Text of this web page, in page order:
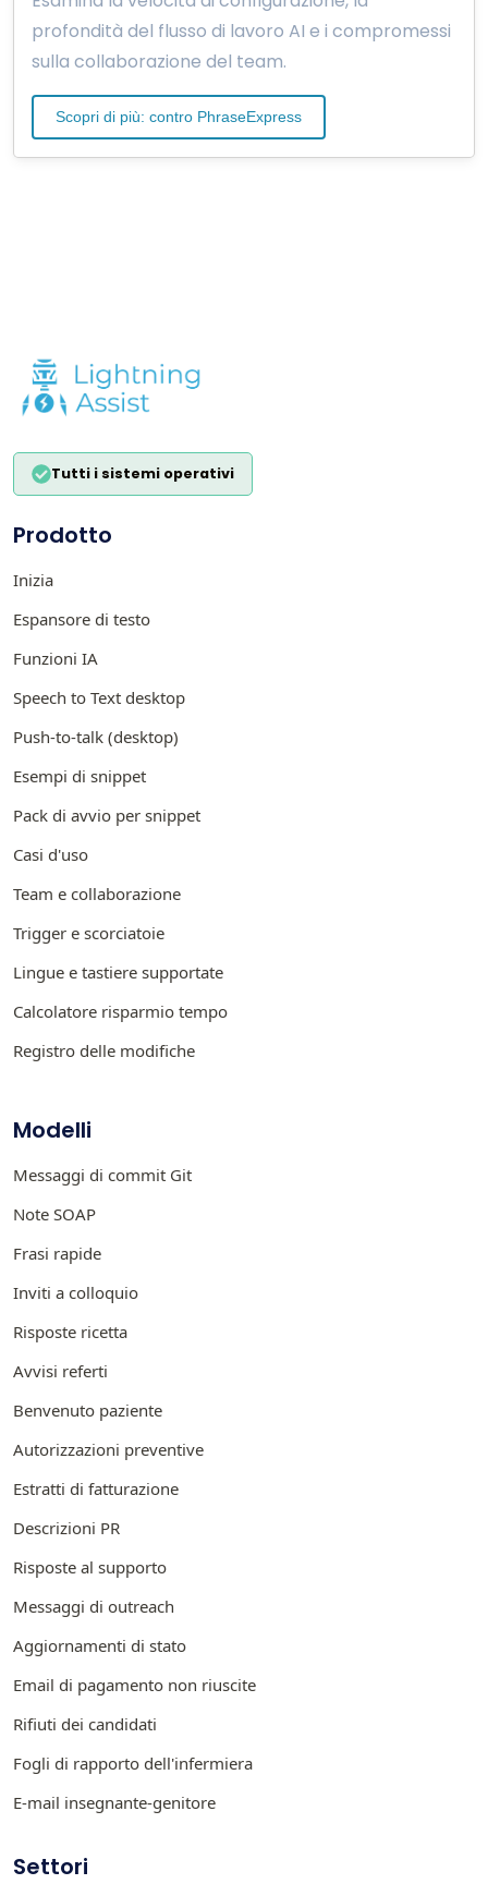
profondità del flusso di lavoro AI e i compromessi
sulla collaborazione del team.
Scopri di più: contro PhraseExpress
Tutti i sistemi operativi
Prodotto
Inizia
Espansore di testo
Funzioni IA
Speech to Text desktop
Push-to-talk (desktop)
Esempi di snippet
Pack di avvio per snippet
Casi d'uso
Team e collaborazione
Trigger e scorciatoie
Lingue e tastiere supportate
Calcolatore risparmio tempo
Registro delle modifiche
Modelli
Messaggi di commit Git
Note SOAP
Frasi rapide
Inviti a colloquio
Risposte ricetta
Avvisi referti
Benvenuto paziente
Autorizzazioni preventive
Estratti di fatturazione
Descrizioni PR
Risposte al supporto
Messaggi di outreach
Aggiornamenti di stato
Email di pagamento non riuscite
Rifiuti dei candidati
Fogli di rapporto dell'infermiera
E-mail insegnante-genitore
Settori